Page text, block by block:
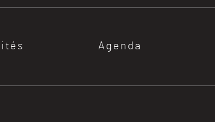
Agenda